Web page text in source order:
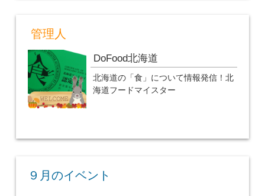
管理人
DoFood北海道
北海道の「食」について情報発信！北
海道フードマイスター
９月のイベント